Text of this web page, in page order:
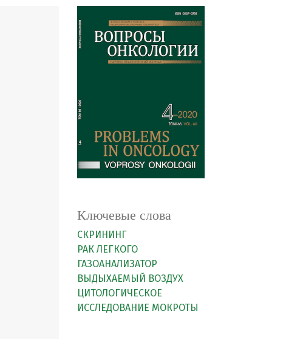
Ключевые слова
СКРИНИНГ
РАК ЛЕГКОГО
ГАЗОАНАЛИЗАТОР
ВЫДЫХАЕМЫЙ ВОЗДУХ
ЦИТОЛОГИЧЕСКОЕ
ИССЛЕДОВАНИЕ МОКРОТЫ